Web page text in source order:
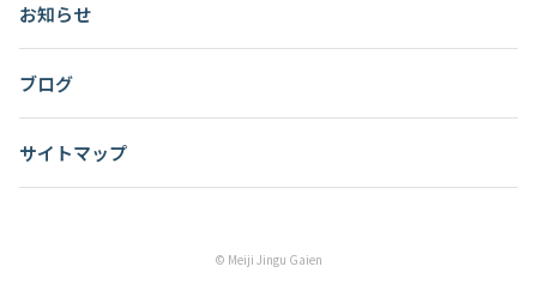
お知らせ
ブログ
サイトマップ
© Meiji Jingu Gaien